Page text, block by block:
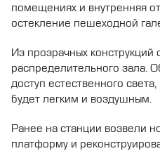
помещениях и внутренняя
остекление пешеходной
Из прозрачных конструкций
распределительного зала.
доступ естественного
будет легким и воздушным.
Ранее на станции возвели
платформу и